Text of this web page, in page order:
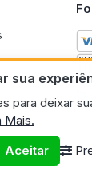
sua
para deixar
Mais.
Aceitar